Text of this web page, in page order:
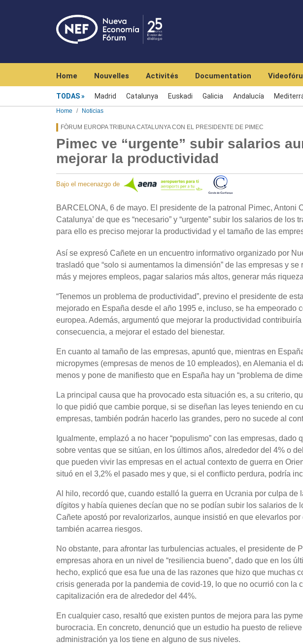
Home Nouvelles Activités Documentation
TODAS Madrid Catalunya Euskadi Galicia Andalucía
Home Noticias
FÒRUM EUROPA TRIBUNA CATALUNYA CON EL PRESIDENTE DE PIMEC
Pimec ve “urgente” subir salarios
mejorar la productividad
Bajo el mecenazgo de
BARCELONA, 6 de mayo. El presidente de la patronal Pimec, Antoni
Catalunya’ de que es “necesario” y “urgente” subir los salarios de
para ello es preciso mejorar la productividad y el tamaño de las
Así se expresó Cañete en un encuentro informativo organizado por
trasladó que “solo si aumentamos la dimensión” de las empresas y
más y mejores empleos, pagar salarios más altos, generar más
“Tenemos un problema de productividad”, previno el presidente de
mejorado en España desde el año 1995 e, incluso, se ha empeorado
europea. Además, argumentó que mejorar la productividad
consecuencia, a mejorar el estado del bienestar.
En cuanto al tamaño de las empresas, apuntó que, mientras en
micropymes (empresas de menos de 10 empleados), en Alemania el
menos y pone de manifiesto que en España hay un “problema de
La principal causa que ha provocado esta situación es, a su criterio,
lo que pidió que cambie porque, si se diseñan las leyes teniendo en
empresas, también podrán hacerlo las grandes, pero no sucede al
Igualmente, emplazó a no hacer “populismo” con las empresas,
sobre ventas que se sitúan, en los últimos años, alrededor del 4% o
que pueden vivir las empresas en el actual contexto de guerra en
situó en el 3,2% el pasado mes y que, si el conflicto perdura, podría
Al hilo, recordó que, cuando estalló la guerra en Ucrania por culpa
dígitos y había quienes decían que no se podían subir los salarios de
Cañete apostó por revalorizarlos, aunque insistió en que elevarlos
también acarrea riesgos.
No obstante, para afrontar las turbulencias actuales, el presidente de
empresas ahora en un nivel de “resiliencia bueno”, dado que en los
hecho, explicó que esa fue una de las razones que hizo que muchas
crisis generada por la pandemia de covid-19, lo que no ocurrió con la
capitalización era de alrededor del 44%.
En cualquier caso, resaltó que existen puntos de mejora para las
burocracia. En concreto, denunció que un estudio ha puesto de
administración ya los tiene en alguno de sus niveles.